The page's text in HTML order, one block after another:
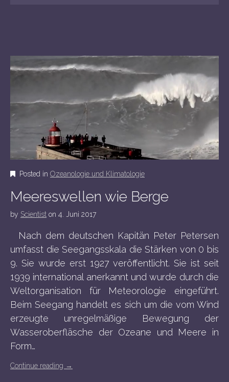
Posted in Ozeanologie und Klimatologie
Meereswellen wie Berge
by Scientist on 4. Juni 2017
Nach dem deutschen Kapitän Peter Petersen
umfasst die Seegangsskala die Stärken von 0 bis
9. Sie wurde erst 1927 veröffentlicht. Sie ist seit
1939 international anerkannt und wurde durch die
Weltorganisation für Meteorologie eingeführt.
Beim Seegang handelt es sich um die vom Wind
erzeugte unregelmäßige Bewegung der
Wasseroberfläsche der Ozeane und Meere in
Form…
Continue reading →